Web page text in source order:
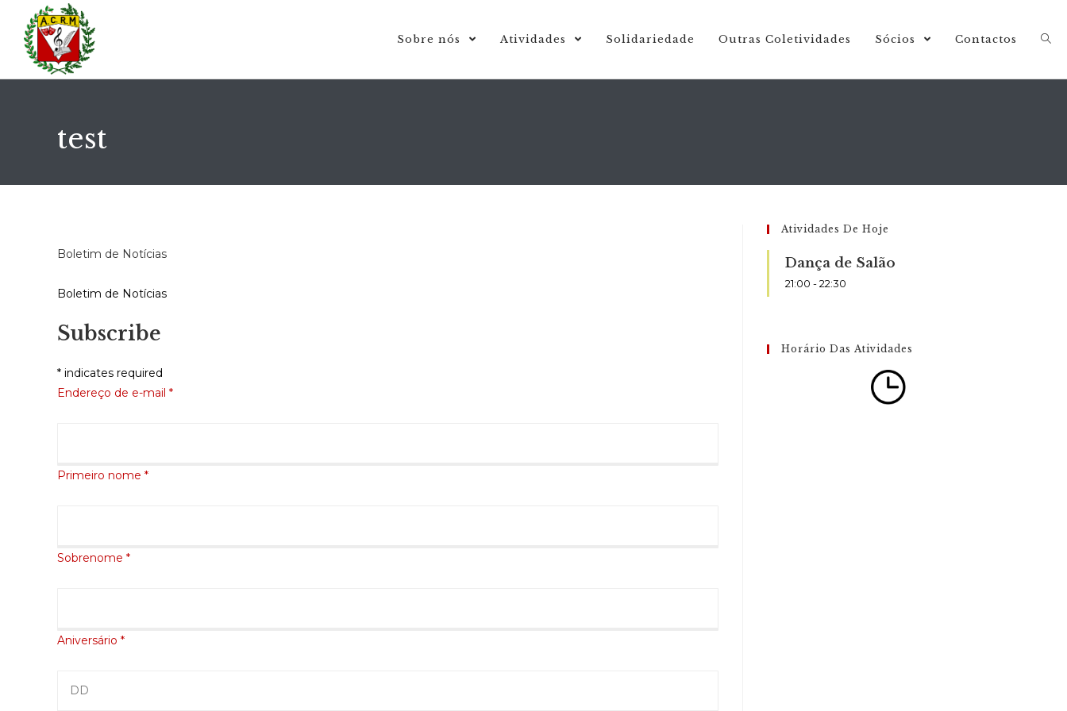
Sobre nós Atividades Solidariedade Outras Coletividades Sócios Contactos
test
Boletim de Notícias
Boletim de Notícias
Subscribe
* indicates required
Endereço de e-mail *
Primeiro nome *
Sobrenome *
Aniversário *
Atividades De Hoje
Dança de Salão
21:00 -22:30
Horário Das Atividades